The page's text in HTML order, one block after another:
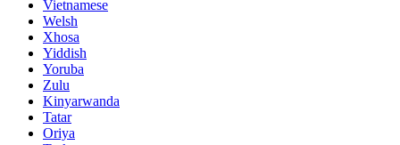
Vietnamese
Welsh
Xhosa
Yiddish
Yoruba
Zulu
Kinyarwanda
Tatar
Oriya